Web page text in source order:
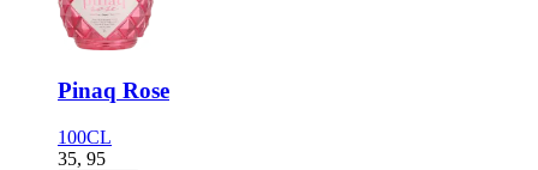
Pinaq Rose
100CL
35, 95